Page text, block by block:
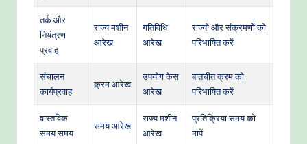
तर्क और
नियंत्रण
प्रवाह
राज्य मशीन
आरेख
गतिविधि
आरेख
राज्यों और संक्रमणों को
परिभाषित करें
संचालन
कार्यप्रवाह
क्रम आरेख
उपयोग केस
आरेख
बातचीत क्रम को
परिभाषित करें
वास्तविक
समय समय
समय आरेख
राज्य मशीन
आरेख
प्रतिक्रिया समय को
मापें